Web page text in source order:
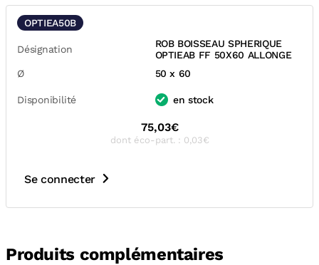
OPTIEA50B
Désignation
ROB BOISSEAU SPHERIQUE
OPTIEAB FF 50X60 ALLONGE
Ø
50 x 60
Disponibilité en stock
75,03€
dont éco-part. : 0,03€
Se connecter
Produits complémentaires